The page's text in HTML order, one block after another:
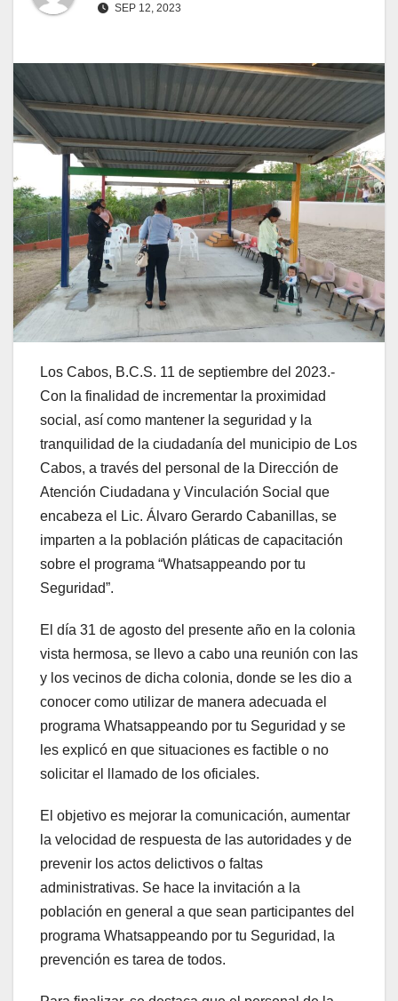
SEP 12, 2023
Los Cabos, B.C.S. 11 de septiembre del 2023.-
Con la finalidad de incrementar la proximidad
social, así como mantener la seguridad y la
tranquilidad de la ciudadanía del municipio de Los
Cabos, a través del personal de la Dirección de
Atención Ciudadana y Vinculación Social que
encabeza el Lic. Álvaro Gerardo Cabanillas, se
imparten a la población pláticas de capacitación
sobre el programa “Whatsappeando por tu
Seguridad”.
El día 31 de agosto del presente año en la colonia
vista hermosa, se llevo a cabo una reunión con las
y los vecinos de dicha colonia, donde se les dio a
conocer como utilizar de manera adecuada el
programa Whatsappeando por tu Seguridad y se
les explicó en que situaciones es factible o no
solicitar el llamado de los oficiales.
El objetivo es mejorar la comunicación, aumentar
la velocidad de respuesta de las autoridades y de
prevenir los actos delictivos o faltas
administrativas. Se hace la invitación a la
población en general a que sean participantes del
programa Whatsappeando por tu Seguridad, la
prevención es tarea de todos.